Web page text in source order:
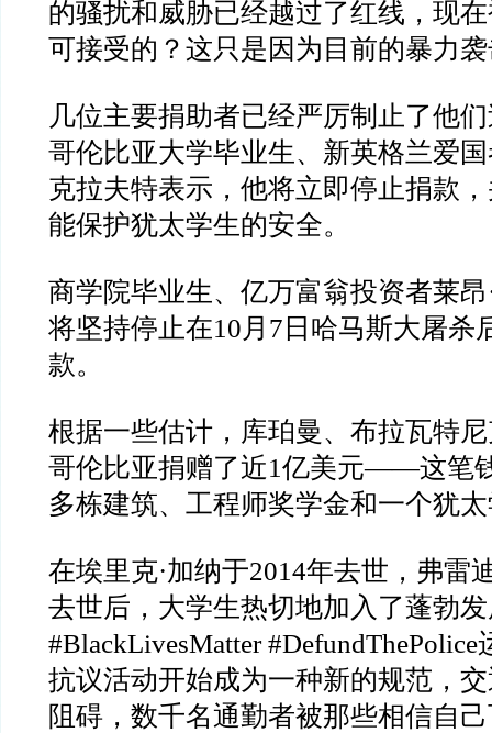
的骚扰和威胁已经越过了红线，现
可接受的？这只是因为目前的暴力
几位主要捐助者已经严厉制止了他
哥伦比亚大学毕业生、新英格兰爱
克拉夫特表示，他将立即停止捐款
能保护犹太学生的安全。
商学院毕业生、亿万富翁投资者莱
将坚持停止在10月7日哈马斯大屠杀
款。
根据一些估计，库珀曼、布拉瓦特
哥伦比亚捐赠了近1亿美元——这笔
多栋建筑、工程师奖学金和一个犹
在埃里克·加纳于2014年去世，弗雷
去世后，大学生热切地加入了蓬勃
#BlackLivesMatter
抗议活动开始成为一种新的规范，
阻碍，数千名通勤者被那些相信自